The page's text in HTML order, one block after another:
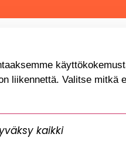
liikennettä. Valitse mitkä
kaikki